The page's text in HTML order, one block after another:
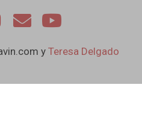
y Teresa Delgado